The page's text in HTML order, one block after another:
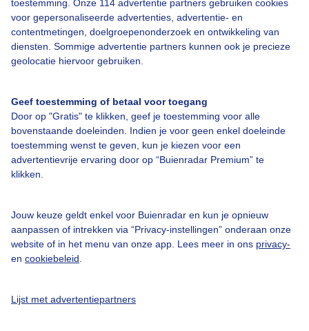
toestemming. Onze 114 advertentie partners gebruiken cookies
voor gepersonaliseerde advertenties, advertentie- en
contentmetingen, doelgroepenonderzoek en ontwikkeling van
diensten. Sommige advertentie partners kunnen ook je precieze
geolocatie hiervoor gebruiken.
Geef toestemming of betaal voor toegang
Door op "Gratis" te klikken, geef je toestemming voor alle
bovenstaande doeleinden. Indien je voor geen enkel doeleinde
toestemming wenst te geven, kun je kiezen voor een
advertentievrije ervaring door op “Buienradar Premium” te
klikken.
Jouw keuze geldt enkel voor Buienradar en kun je opnieuw
aanpassen of intrekken via “Privacy-instellingen” onderaan onze
website of in het menu van onze app. Lees meer in ons privacy-
en cookiebeleid
Lijst met advertentiepartners
Over Buienradar
Veelgestelde vragen
Contact
Toegankelijkheid
Buienradar Team
Privacy instellingen